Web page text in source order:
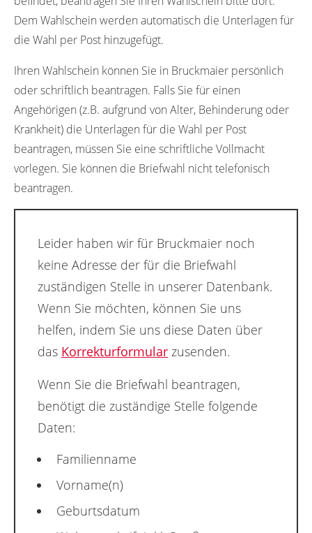
Dem Wahlschein werden automatisch die Unterlagen für
die Wahl per Post hinzugefügt.
Ihren Wahlschein können Sie in Bruckmaier persönlich
oder schriftlich beantragen. Falls Sie für einen
Angehörigen (z.B. aufgrund von Alter, Behinderung oder
Krankheit) die Unterlagen für die Wahl per Post
beantragen, müssen Sie eine schriftliche Vollmacht
vorlegen. Sie können die Briefwahl nicht telefonisch
beantragen.
Leider haben wir für Bruckmaier noch
keine Adresse der für die Briefwahl
zuständigen Stelle in unserer Datenbank.
Wenn Sie möchten, können Sie uns
helfen, indem Sie uns diese Daten über
das Korrekturformular zusenden.
Wenn Sie die Briefwahl beantragen,
benötigt die zuständige Stelle folgende
Daten:
Familienname
Vorname(n)
Geburtsdatum